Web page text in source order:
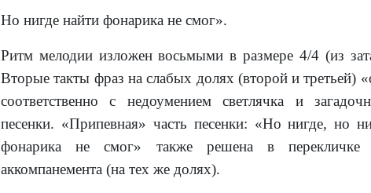
Но нигде найти фонарика не смог».
Ритм мелодии изложен восьмыми в размере 4/4 (из
Вторые такты фраз на слабых долях (второй и третьей)
соответственно с недоумением светлячка и
песенки. «Припевная» часть песенки: «Но нигде, но
фонарика не смог» также решена в перекличке
аккомпанемента (на тех же долях).